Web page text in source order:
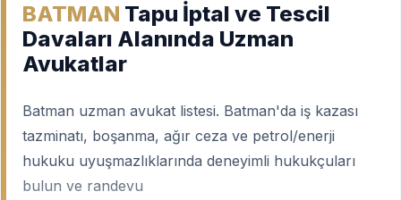
BATMAN Tapu İptal ve Tescil
Davaları Alanında Uzman
Avukatlar
Batman uzman avukat listesi. Batman'da iş kazası
tazminatı, boşanma, ağır ceza ve petrol/enerji
hukuku uyuşmazlıklarında deneyimli hukukçuları
bulun ve randevu